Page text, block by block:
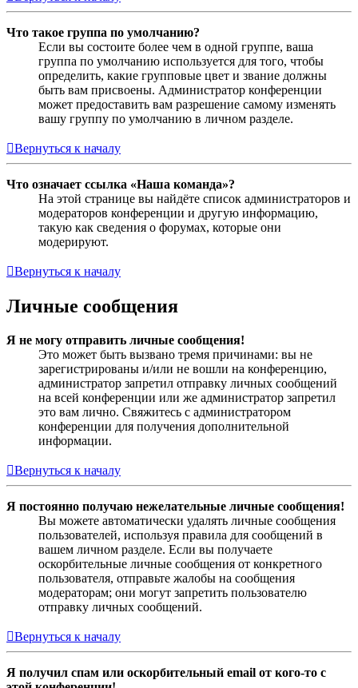
Что такое группа по умолчанию?
Если вы состоите более чем в одной группе, ваша
группа по умолчанию используется для того, чтобы
определить, какие групповые цвет и звание должны
быть вам присвоены. Администратор конференции
может предоставить вам разрешение самому изменять
вашу группу по умолчанию в личном разделе.
Вернуться к началу
Что означает ссылка «Наша команда»?
На этой странице вы найдёте список администраторов и
модераторов конференции и другую информацию,
такую как сведения о форумах, которые они
модерируют.
Вернуться к началу
Личные сообщения
Я не могу отправить личные сообщения!
Это может быть вызвано тремя причинами: вы не
зарегистрированы и/или не вошли на конференцию,
администратор запретил отправку личных сообщений
на всей конференции или же администратор запретил
это вам лично. Свяжитесь с администратором
конференции для получения дополнительной
информации.
Вернуться к началу
Я постоянно получаю нежелательные личные сообщения!
Вы можете автоматически удалять личные сообщения
пользователей, используя правила для сообщений в
вашем личном разделе. Если вы получаете
оскорбительные личные сообщения от конкретного
пользователя, отправьте жалобы на сообщения
модераторам; они могут запретить пользователю
отправку личных сообщений.
Вернуться к началу
Я получил спам или оскорбительный email от кого-то с